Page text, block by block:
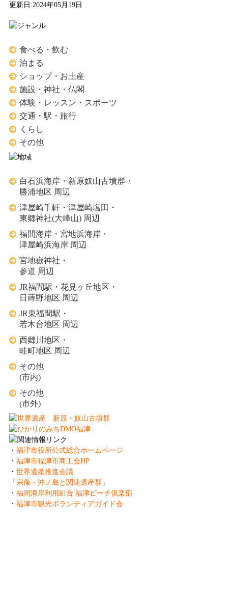
更新日:2024年05月19日
食べる・飲む
泊まる
ショップ・お土産
施設・神社・仏閣
体験・レッスン・スポーツ
交通・駅・旅行
くらし
その他
白石浜海岸・新原奴山古墳群・
勝浦地区 周辺
津屋崎千軒・津屋崎塩田・
東郷神社(大峰山) 周辺
福間海岸・宮地浜海岸・
津屋崎浜海岸 周辺
宮地嶽神社・
参道 周辺
JR福間駅・花見ヶ丘地区・
日蒔野地区 周辺
JR東福間駅・
若木台地区 周辺
西郷川地区・
畦町地区 周辺
その他
(市内)
その他
(市外)
・ 福津市役所公式総合ホームページ
・ 福津市福津市商工会HP
・ 世界遺産推進会議
「宗像・沖ノ島と関連遺産群」
・ 福間海岸利用組合 福津ビーチ倶楽部
・ 福津市観光ボランティアガイド会